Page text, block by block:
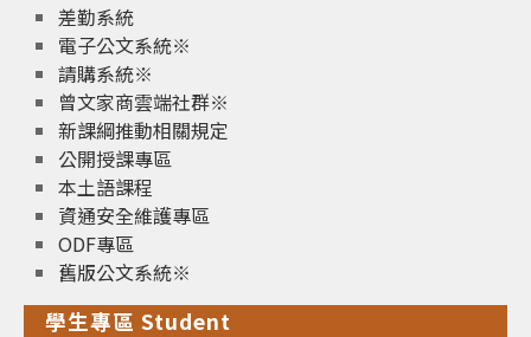
差勤系統
電子公文系統※
請購系統※
曾文家商雲端社群※
新課綱推動相關規定
公開授課專區
本土語課程
資通安全維護專區
ODF專區
舊版公文系統※
學生專區 Student